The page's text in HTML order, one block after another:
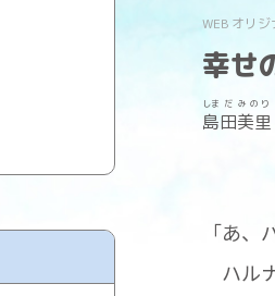
WEB オリジ
幸せ
島
しま
田
だ
美里
みのり
「あ
ハル